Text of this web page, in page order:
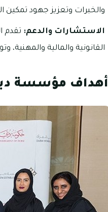
والخبرات وتعزيز جهود تمكين
الاستشارات والدعم: تقدم
القانونية والمالية والمهنية،
أهداف مؤسسة